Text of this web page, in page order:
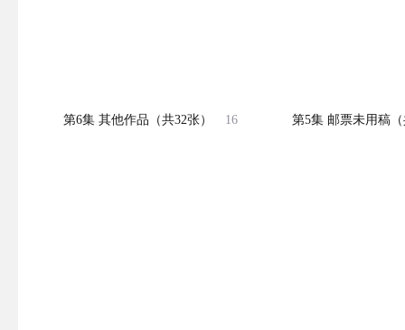
第6集 其他作品（共32张） 16 第5集 邮票未用稿